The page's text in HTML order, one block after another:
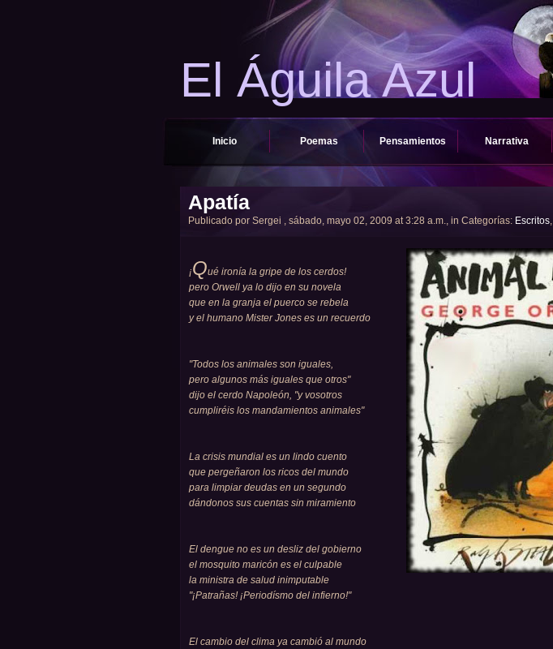
El Águila Azul
Inicio Poemas Pensamientos Narrativa
Apatía
Publicado por Sergei , sábado, mayo 02, 2009 at 3:28 a.m., in Categorías: Escritos,
¡Qué ironía la gripe de los cerdos!
pero Orwell ya lo dijo en su novela
que en la granja el puerco se rebela
y el humano Mister Jones es un recuerdo
"Todos los animales son iguales,
pero algunos más iguales que otros"
dijo el cerdo Napoleón, "y vosotros
cumpliréis los mandamientos animales"
La crisis mundial es un lindo cuento
que pergeñaron los ricos del mundo
para limpiar deudas en un segundo
dándonos sus cuentas sin miramiento
El dengue no es un desliz del gobierno
el mosquito maricón es el culpable
la ministra de salud inimputable
"¡Patrañas! ¡Periodísmo del infierno!"
El cambio del clima ya cambió al mundo